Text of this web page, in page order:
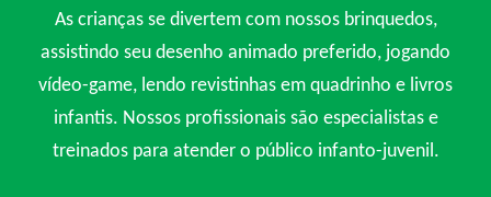
As crianças se divertem com nossos brinquedos,
assistindo seu desenho animado preferido, jogando
vídeo-game, lendo revistinhas em quadrinho e livros
infantis. Nossos profissionais são especialistas e
treinados para atender o público infanto-juvenil.